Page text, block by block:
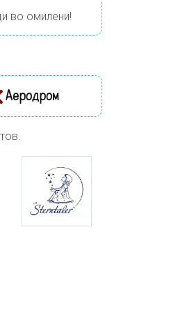
во омилени!
Аеродром